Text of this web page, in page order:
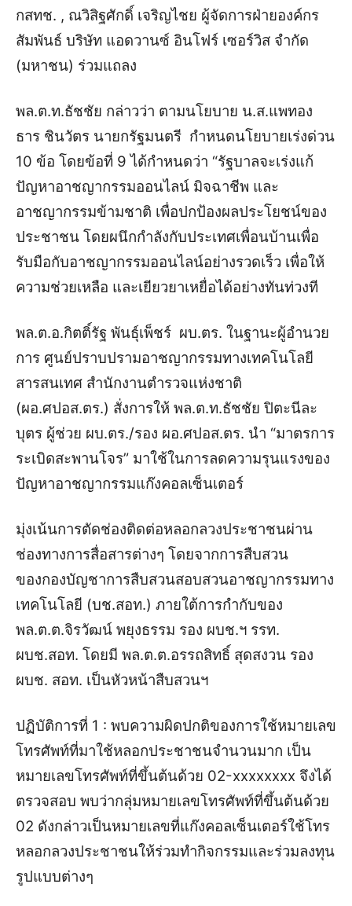
กสทช. , ณวิสิฐศักดิ์ เจริญไชย ผู้จัดการฝ่ายองค์กร
สัมพันธ์ บริษัท แอดวานซ์ อินโฟร์ เซอร์วิส จำกัด
(มหาชน) ร่วมแถลง
พล.ต.ท.ธัชชัย กล่าวว่า ตามนโยบาย น.ส.แพทอง
ธาร ชินวัตร นายกรัฐมนตรี กำหนดนโยบายเร่งด่วน
10 ข้อ โดยข้อที่ 9 ได้กำหนดว่า “รัฐบาลจะเร่งแก้
ปัญหาอาชญากรรมออนไลน์ มิจฉาชีพ และ
อาชญากรรมข้ามชาติ เพื่อปกป้องผลประโยชน์ของ
ประชาชน โดยผนึกกำลังกับประเทศเพื่อนบ้านเพื่อ
รับมือกับอาชญากรรมออนไลน์อย่างรวดเร็ว เพื่อให้
ความช่วยเหลือ และเยียวยาเหยื่อได้อย่างทันท่วงที
พล.ต.อ.กิตติ์รัฐ พันธุ์เพ็ชร์ ผบ.ตร. ในฐานะผู้อำนวย
การ ศูนย์ปราบปรามอาชญากรรมทางเทคโนโลยี
สารสนเทศ สำนักงานตำรวจแห่งชาติ
(ผอ.ศปอส.ตร.) สั่งการให้ พล.ต.ท.ธัชชัย ปิตะนีละ
บุตร ผู้ช่วย ผบ.ตร./รอง ผอ.ศปอส.ตร. นำ “มาตรการ
ระเบิดสะพานโจร” มาใช้ในการลดความรุนแรงของ
ปัญหาอาชญากรรมแก๊งคอลเซ็นเตอร์
มุ่งเน้นการตัดช่องติดต่อหลอกลวงประชาชนผ่าน
ช่องทางการสื่อสารต่างๆ โดยจากการสืบสวน
ของกองบัญชาการสืบสวนสอบสวนอาชญากรรมทาง
เทคโนโลยี (บช.สอท.) ภายใต้การกำกับของ
พล.ต.ต.จิรวัฒน์ พยุงธรรม รอง ผบช.ฯ รรท.
ผบช.สอท. โดยมี พล.ต.ต.อรรถสิทธิ์ สุดสงวน รอง
ผบช. สอท. เป็นหัวหน้าสืบสวนฯ
ปฏิบัติการที่ 1 : พบความผิดปกติของการใช้หมายเลข
โทรศัพท์ที่มาใช้หลอกประชาชนจำนวนมาก เป็น
หมายเลขโทรศัพท์ที่ขึ้นต้นด้วย 02-xxxxxxxx จึงได้
ตรวจสอบ พบว่ากลุ่มหมายเลขโทรศัพท์ที่ขึ้นต้นด้วย
02 ดังกล่าวเป็นหมายเลขที่แก๊งคอลเซ็นเตอร์ใช้โทร
หลอกลวงประชาชนให้ร่วมทำกิจกรรมและร่วมลงทุน
รูปแบบต่างๆ